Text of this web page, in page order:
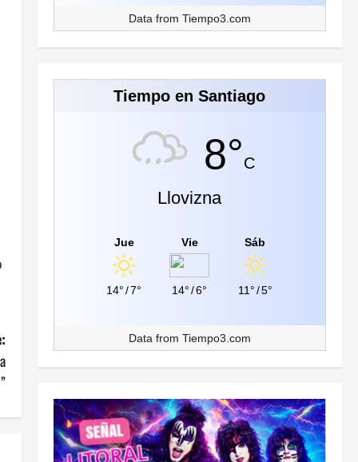
Data from Tiempo3.com
Tiempo en Santiago
8°C
Llovizna
Jue
14° /7°
Vie
14° /6°
Sáb
11°/5°
Data from Tiempo3.com